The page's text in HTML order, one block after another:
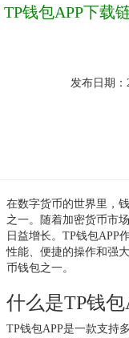
TP钱包APP下载
发布日期
在数字货币的世界里，
之一。随着加密货币市
日益增长。TP钱包APP
性能、便捷的操作和强
币钱包之一。
什么是TP钱包
TP钱包APP是一款支持